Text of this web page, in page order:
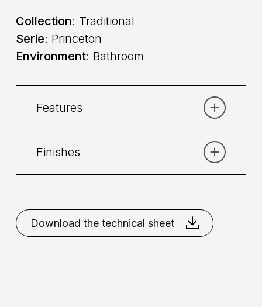
Collection: Traditional
Serie: Princeton
Environment: Bathroom
Features
Command: Dual command
Finishes
Bronze Chrome Copper Gold
Chrome
Natural Brass
Download the technical sheet